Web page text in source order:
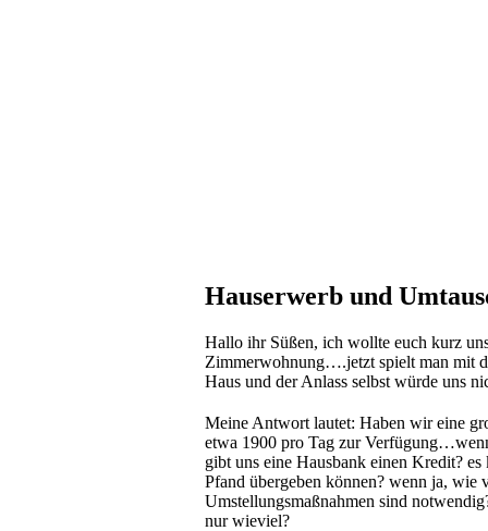
Hauserwerb und
Hallo ihr Süßen, ich wollte euch kurz
Zimmerwohnung….jetzt spielt man mit
Haus und der Anlass selbst würde uns
Meine Antwort lautet: Haben wir eine
etwa 1900 pro Tag zur
gibt uns eine Hausbank einen Kredit?
Pfand übergeben können? wenn ja, wie
Umstellungsmaßnahmen sind
nur wieviel?